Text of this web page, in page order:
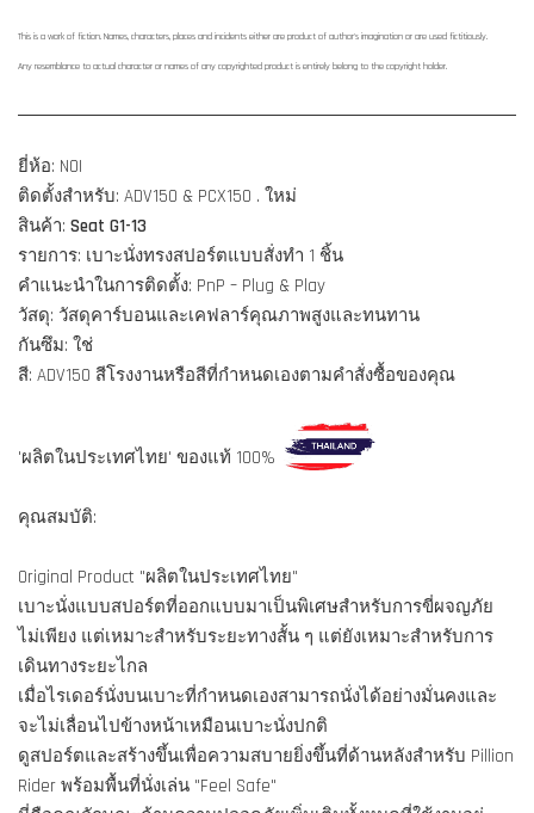
This is a work of fiction. Names, characters, places and incidents either are product of author's imagination or are used fictitiously.
Any resemblance to actual character or names of any copyrighted product is entirely belong to the copyright holder.
ยี่ห้อ: NOI
ติดตั้งสำหรับ: ADV150 & PCX150 . ใหม่
สินค้า: Seat G1-13
รายการ: เบาะนั่งทรงสปอร์ตแบบสั่งทำ 1 ชิ้น
คำแนะนำในการติดตั้ง: PnP – Plug & Play
วัสดุ: วัสดุคาร์บอนและเคฟลาร์คุณภาพสูงและทนทาน
กันซึม: ใช่
สี: ADV150 สีโรงงานหรือสีที่กำหนดเองตามคำสั่งซื้อของคุณ
'ผลิตในประเทศไทย' ของแท้ 100%
คุณสมบัติ:
Original Product "ผลิตในประเทศไทย"
เบาะนั่งแบบสปอร์ตที่ออกแบบมาเป็นพิเศษสำหรับการขี่ผจญภัย
ไม่เพียง แต่เหมาะสำหรับระยะทางสั้น ๆ แต่ยังเหมาะสำหรับการ
เดินทางระยะไกล
เมื่อไรเดอร์นั่งบนเบาะที่กำหนดเองสามารถนั่งได้อย่างมั่นคงและ
จะไม่เลื่อนไปข้างหน้าเหมือนเบาะนั่งปกติ
ดูสปอร์ตและสร้างขึ้นเพื่อความสบายยิ่งขึ้นที่ด้านหลังสำหรับ Pillion
Rider พร้อมพื้นที่นั่งเล่น "Feel Safe"